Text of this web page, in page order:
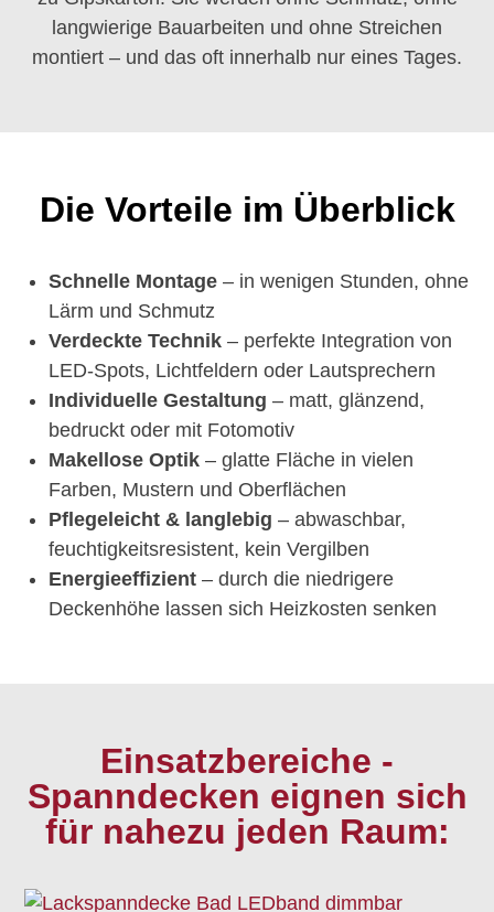
langwierige Bauarbeiten und ohne Streichen
montiert – und das oft innerhalb nur eines Tages.
Die Vorteile im Überblick
Schnelle Montage – in wenigen Stunden, ohne
Lärm und Schmutz
Verdeckte Technik – perfekte Integration von
LED-Spots, Lichtfeldern oder Lautsprechern
Individuelle Gestaltung – matt, glänzend,
bedruckt oder mit Fotomotiv
Makellose Optik – glatte Fläche in vielen
Farben, Mustern und Oberflächen
Pflegeleicht & langlebig – abwaschbar,
feuchtigkeitsresistent, kein Vergilben
Energieeffizient – durch die niedrigere
Deckenhöhe lassen sich Heizkosten senken
Einsatzbereiche -
Spanndecken eignen sich
für nahezu jeden Raum: